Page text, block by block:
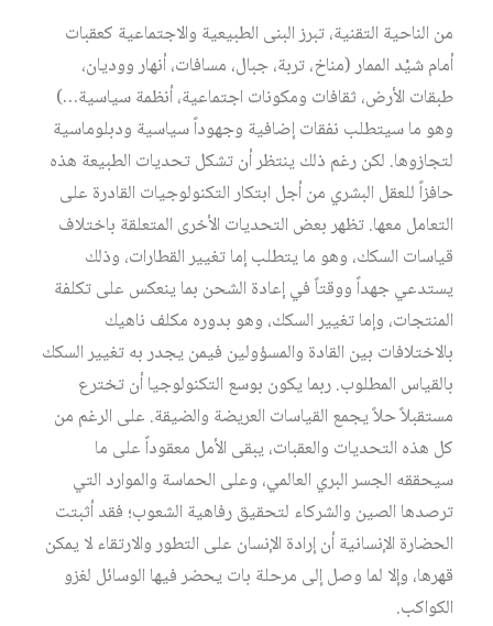
من الناحية التقنية، تبرز البنى الطبيعية والاجتماعية كعقبات
أمام شيْد الممار (مناخ، تربة، جبال، مسافات، أنهار ووديان،
طبقات الأرض، ثقافات ومكونات اجتماعية، أنظمة سياسية…)
وهو ما سيتطلب نفقات إضافية وجهوداً سياسية ودبلوماسية
لتجازوها. لكن رغم ذلك ينتظر أن تشكل تحديات الطبيعة هذه
حافزاً للعقل البشري من أجل ابتكار التكنولوجيات القادرة على
التعامل معها. تظهر بعض التحديات الأخرى المتعلقة باختلاف
قياسات السكك، وهو ما يتطلب إما تغيير القطارات، وذلك
يستدعي جهداً ووقتاً في إعادة الشحن بما ينعكس على تكلفة
المنتجات، وإما تغيير السكك، وهو بدوره مكلف ناهيك
بالاختلافات بين القادة والمسؤولين فيمن يجدر به تغيير السكك
بالقياس المطلوب. ربما يكون بوسع التكنولوجيا أن تخترع
مستقبلاً حلاً يجمع القياسات العريضة والضيقة. على الرغم من
كل هذه التحديات والعقبات، يبقى الأمل معقوداً على ما
سيحققه الجسر البري العالمي، وعلى الحماسة والموارد التي
ترصدها الصين والشركاء لتحقيق رفاهية الشعوب؛ فقد أثبتت
الحضارة الإنسانية أن إرادة الإنسان على التطور والارتقاء لا يمكن
قهرها، وإلا لما وصل إلى مرحلة بات يحضر فيها الوسائل لغزو
الكواكب.